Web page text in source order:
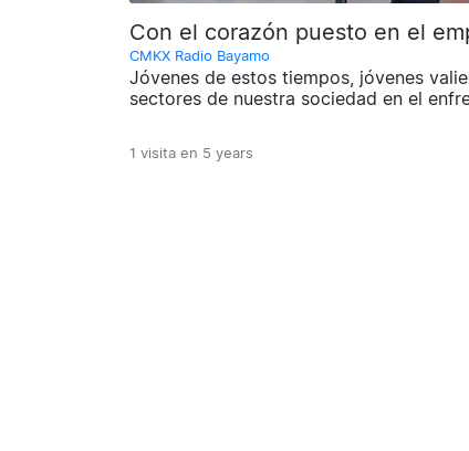
Con el corazón puesto en el
CMKX Radio Bayamo
Jóvenes de estos tiempos, jóvenes
sectores de nuestra sociedad en el
1 visita en 5 years